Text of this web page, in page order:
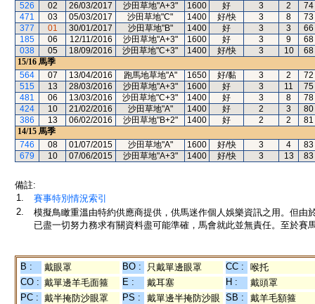
526
02 26/03/2017 沙田草地"A+3" 1600 好 3 2
74
471
03 05/03/2017 沙田草地"C" 1400 好/快 3 8
73
377
01 30/01/2017 沙田草地"B" 1400 好 3 3
66
185
06 12/11/2016 沙田草地"A+3" 1600 好 3 9
68
038
05 18/09/2016 沙田草地"C+3" 1400 好/快 3 10
68
15/16 馬季
564
07 13/04/2016 跑馬地草地"A" 1650 好/黏 3 2
72
515
13 28/03/2016 沙田草地"A+3" 1600 好 3 11
75
481
06 13/03/2016 沙田草地"C+3" 1400 好 3 8
78
424
10 21/02/2016 沙田草地"A" 1400 好 2 3
80
386
13 06/02/2016 沙田草地"B+2" 1400 好 2 2
81
14/15 馬季
746
08 01/07/2015 沙田草地"A" 1600 好/快 3 4
83
679
10 07/06/2015 沙田草地"A+3" 1400 好/快 3 13 83
備註:
1.
賽事特別情況索引
2.
模擬鳥瞰重溫由特約供應商提供，供馬迷作個人娛樂資訊之用。但
已盡一切努力務求有關資料盡可能準確，馬會就此並無責任。至於賽
B : 戴眼罩 BO : 只戴單邊眼罩 CC :
喉托
CO : 戴單邊羊毛面箍 E : 戴耳塞 H :
戴頭罩
PC : 戴半掩防沙眼罩 PS :
戴單邊半掩防沙眼 SB : 戴羊毛額箍